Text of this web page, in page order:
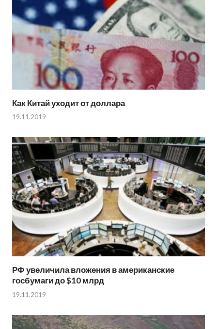
Как Китай уходит от доллара
19.11.2019
РФ увеличила вложения в американские
госбумаги до $10 млрд
19.11.2019